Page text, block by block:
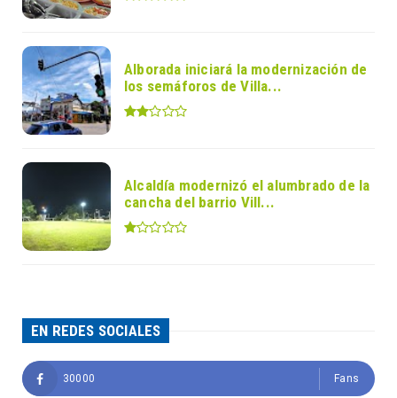
Alborada iniciará la modernización de
los semáforos de Villa...
Alcaldía modernizó el alumbrado de la
cancha del barrio Vill...
EN REDES SOCIALES
30000 Fans